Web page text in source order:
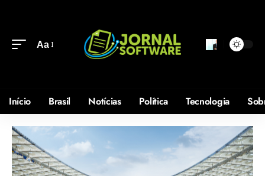
Aa
Início Brasil Notícias Política Tecnologia